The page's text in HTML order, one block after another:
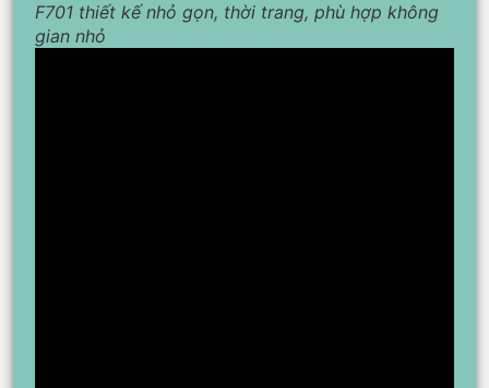
F701 thiết kế nhỏ gọn, thời trang, phù hợp không
gian nhỏ